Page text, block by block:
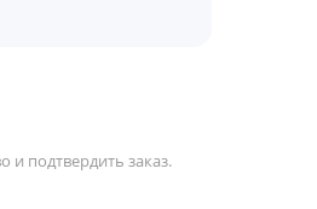
и подтвердить заказ.